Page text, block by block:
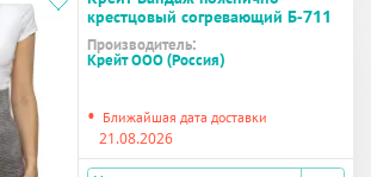
крестцовый согревающий Б-711
Производитель:
Крейт ООО (Россия)
• Ближайшая дата доставки
21.08.2026